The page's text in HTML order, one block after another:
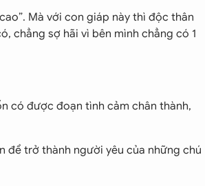
Mà với con giáp này thì độc thân
chẳng sợ hãi vì bên mình chẳng có 1
có được đoạn tình cảm chân thành,
để trở thành người yêu của những chú